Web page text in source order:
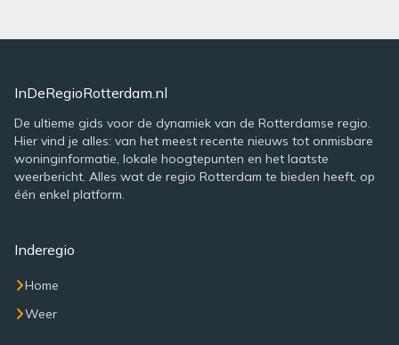
InDeRegioRotterdam.nl
De ultieme gids voor de dynamiek van de Rotterdamse regio.
Hier vind je alles: van het meest recente nieuws tot onmisbare
woninginformatie, lokale hoogtepunten en het laatste
weerbericht. Alles wat de regio Rotterdam te bieden heeft, op
één enkel platform.
Inderegio
Home
Weer